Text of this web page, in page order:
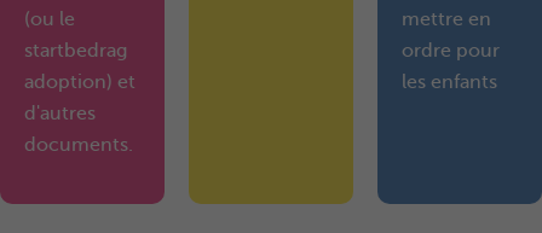
(ou le
startbedrag
adoption) et
d'autres
documents.
mettre en
ordre pour
les enfants